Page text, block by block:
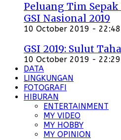
Peluang Tim
GSI Nasional 2019
10 October 2019 - 22:48
GSI 2019: Sulut
10 October 2019 - 22:29
DATA
LINGKUNGAN
FOTOGRAFI
HIBURAN
ENTERTAINMENT
MY VIDEO
MY HOBBY
MY OPINION